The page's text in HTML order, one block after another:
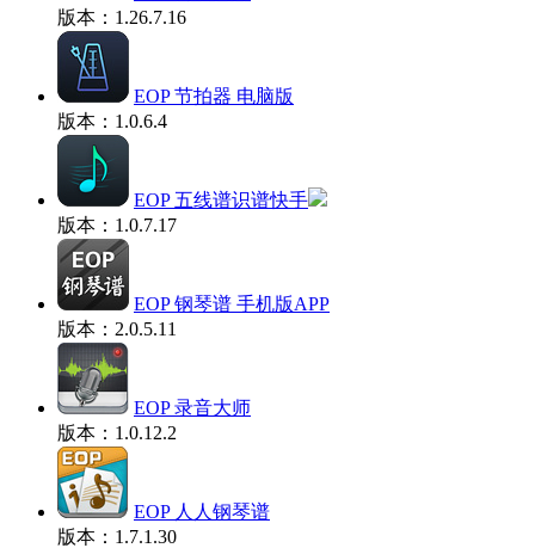
版本：1.26.7.16
EOP 节拍器 电脑版
版本：1.0.6.4
EOP 五线谱识谱快手
版本：1.0.7.17
EOP 钢琴谱 手机版APP
版本：2.0.5.11
EOP 录音大师
版本：1.0.12.2
EOP 人人钢琴谱
版本：1.7.1.30